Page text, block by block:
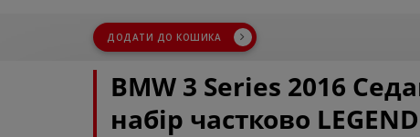
ДОДАТИ ДО КОШИКА
BMW 3 Series 2016
набір частково LEGEND